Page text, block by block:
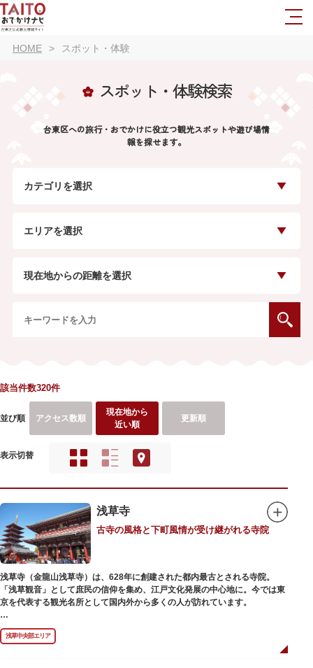
HOME スポット・体験
スポット・体験検索
台東区への旅行・おでかけに役立つ観光スポットや遊び場情
報を探せます。
カテゴリを選択
エリアを選択
現在地からの距離を選択
該当件数320件
並び順 アクセス数順
現在地から
近い順
更新順
表示切替
浅草寺
古寺の風格と下町風情が受け継がれる寺院
浅草寺（金龍山浅草寺）は、628年に創建された都内最古とされる寺院。
「浅草観音」として庶民の信仰を集め、江戸文化発展の中心地に。今では東
京を代表する観光名所として国内外から多くの人が訪れています。
浅草の象徴とも言える「雷門（風雷神門）」は、高さ3.9mの大提灯と風神雷
神像が安置された浅草寺の総門。本堂前には2体の仁王尊像が並ぶ山門「宝
蔵門」が建ち、参拝客を堂々と迎えてくれます。本堂前には、邪気を払うご
浅草中央部エリア